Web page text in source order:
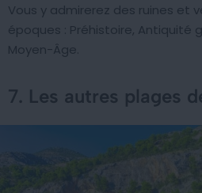
Vous y admirerez des ruines et
époques : Préhistoire, Antiquité
Moyen-Âge.
7. Les autres plages